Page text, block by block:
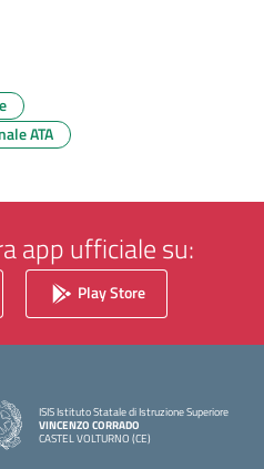
ATA
app ufficiale su:
Play Store
ISIS Istituto Statale di Istruzione Superiore
VINCENZO CORRADO
CASTEL VOLTURNO (CE)